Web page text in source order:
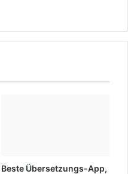
Beste Übersetzungs-App,